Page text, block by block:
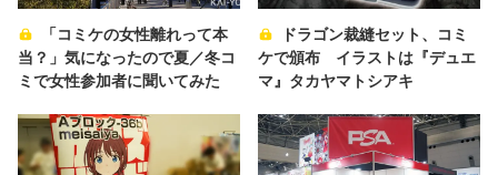
「コミケの女性離れって本
当？」気になったので夏／冬コ
ミで女性参加者に聞いてみた
ドラゴン裁縫セット、コミ
ケで頒布 イラストは『デュエ
マ』タカヤマトシアキ